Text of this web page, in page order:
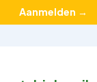
Aanmelden →